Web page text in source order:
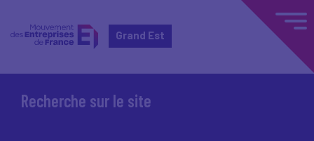
Grand Est
Recherche sur le site